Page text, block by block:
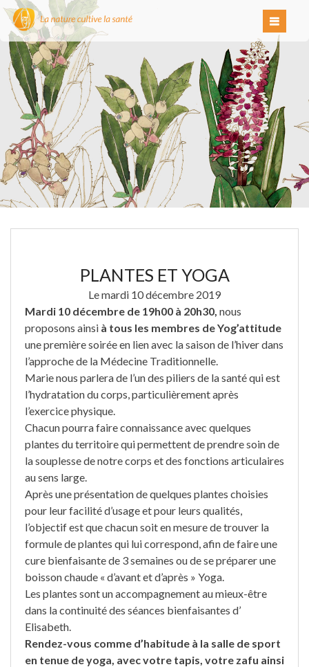
PLANTES ET YOGA
Le mardi 10 décembre 2019
Mardi 10 décembre de 19h00 à 20h30, nous
proposons ainsi à tous les membres de Yog’attitude
une première soirée en lien avec la saison de l’hiver dans
l’approche de la Médecine Traditionnelle.
Marie nous parlera de l’un des piliers de la santé qui est
l’hydratation du corps, particulièrement après
l’exercice physique.
Chacun pourra faire connaissance avec quelques
plantes du territoire qui permettent de prendre soin de
la souplesse de notre corps et des fonctions articulaires
au sens large.
Après une présentation de quelques plantes choisies
pour leur facilité d’usage et pour leurs qualités,
l’objectif est que chacun soit en mesure de trouver la
formule de plantes qui lui correspond, afin de faire une
cure bienfaisante de 3 semaines ou de se préparer une
boisson chaude « d’avant et d’après » Yoga.
Les plantes sont un accompagnement au mieux-être
dans la continuité des séances bienfaisantes d’
Elisabeth.
Rendez-vous comme d’habitude à la salle de sport
en tenue de yoga, avec votre tapis, votre zafu ainsi